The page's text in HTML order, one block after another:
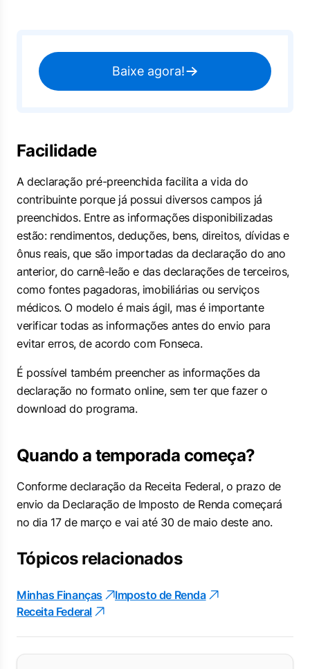
Baixe agora!
Facilidade
A declaração pré-preenchida facilita a vida do
contribuinte porque já possui diversos campos já
preenchidos. Entre as informações disponibilizadas
estão: rendimentos, deduções, bens, direitos, dívidas e
ônus reais, que são importadas da declaração do ano
anterior, do carnê-leão e das declarações de terceiros,
como fontes pagadoras, imobiliárias ou serviços
médicos. O modelo é mais ágil, mas é importante
verificar todas as informações antes do envio para
evitar erros, de acordo com Fonseca.
É possível também preencher as informações da
declaração no formato online, sem ter que fazer o
download do programa.
Quando a temporada começa?
Conforme declaração da Receita Federal, o prazo de
envio da Declaração de Imposto de Renda começará
no dia 17 de março e vai até 30 de maio deste ano.
Tópicos relacionados
Minhas Finanças
Imposto de Renda
Receita Federal